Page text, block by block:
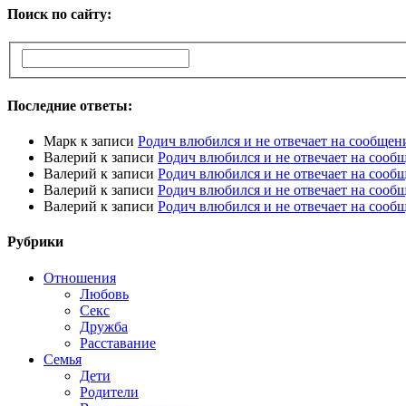
Поиск по сайту:
Последние ответы:
Марк к записи Родич влюбился и не отвечает на
Валерий к записи Родич влюбился и не отвечает на
Валерий к записи Родич влюбился и не отвечает на
Валерий к записи Родич влюбился и не отвечает на
Валерий к записи Родич влюбился и не отвечает на
Рубрики
Отношения
Любовь
Секс
Дружба
Расставание
Семья
Дети
Родители